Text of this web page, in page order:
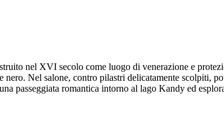
nel XVI secolo come luogo di venerazione e
Nel salone, contro pilastri delicatamente scolpiti,
passeggiata romantica intorno al lago Kandy ed